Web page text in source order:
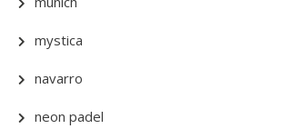
mystica
navarro
neon padel